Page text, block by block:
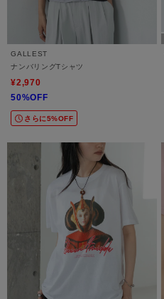
GALLEST
ナンバリングTシャツ
¥2,970
50%OFF
さらに5%OFF